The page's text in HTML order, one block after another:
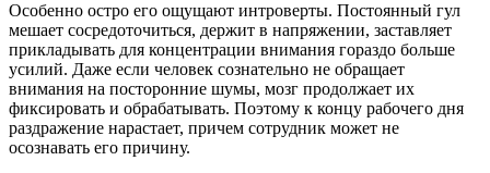
Особенно остро его ощущают интроверты. Постоянный гул
мешает сосредоточиться, держит в напряжении, заставляет
прикладывать для концентрации внимания гораздо больше
усилий. Даже если человек сознательно не обращает
внимания на посторонние шумы, мозг продолжает их
фиксировать и обрабатывать. Поэтому к концу рабочего дня
раздражение нарастает, причем сотрудник может не
осознавать его причину.